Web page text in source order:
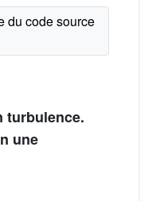
turbulence.
une